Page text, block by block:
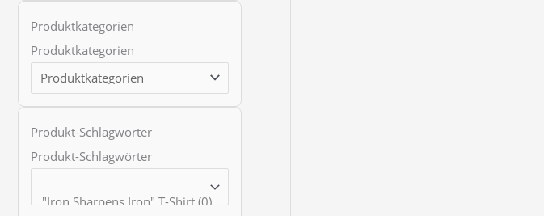
Produktkategorien
Produktkategorien
Produkt-Schlagwörter
Produkt-Schlagwörter